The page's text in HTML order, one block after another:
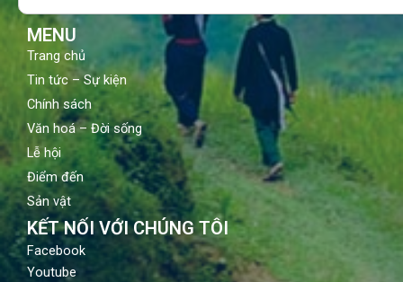
MENU
Trang chủ
Tin tức – Sự kiện
Chính sách
Văn hoá – Đời sống
Lễ hội
Điểm đến
Sản vật
KẾT NỐI VỚI CHÚNG TÔI
Facebook
Youtube